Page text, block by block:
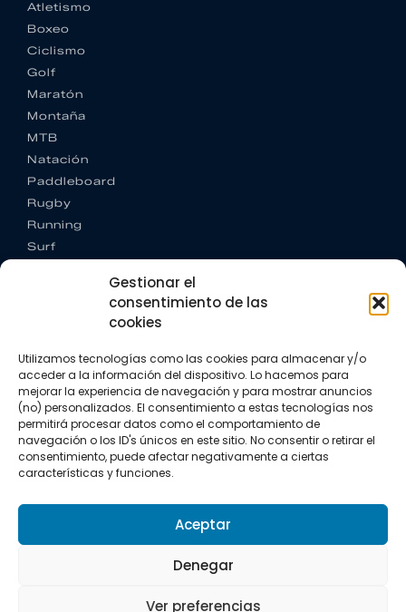
Gestionar el
consentimiento de las
cookies
Utilizamos tecnologías como las cookies para almacenar y/o
acceder a la información del dispositivo. Lo hacemos para
mejorar la experiencia de navegación y para mostrar anuncios
(no) personalizados. El consentimiento a estas tecnologías nos
permitirá procesar datos como el comportamiento de
navegación o los ID's únicos en este sitio. No consentir o retirar el
consentimiento, puede afectar negativamente a ciertas
características y funciones.
Aceptar
Denegar
Ver preferencias
Atletismo
Boxeo
Ciclismo
Golf
Maratón
Montaña
MTB
Natación
Paddleboard
Rugby
Running
Surf
CONTACTO
+34 662 342 177
info@vkssport.com
SÍGUENOS
Política de privacidad
Política de cookies